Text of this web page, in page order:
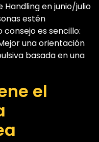
Handling en junio/julio
estén
es sencillo:
una orientación
basada en una
el